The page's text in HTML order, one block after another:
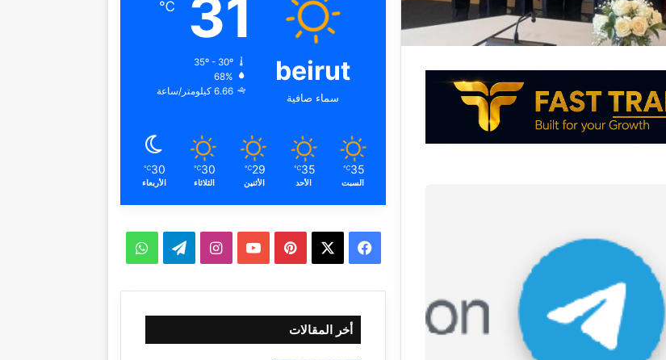
beirut
سماء صافية
31
℃
35º - 30º
68%
6.66 كيلومتر/ساعة
35
℃
السبت
35
℃
الأحد
29
℃
الأثنين
30
℃
الثلاثاء
30
℃
الأربعاء
فيسبوك بينتيريست‫YouTubeانستقرامتيلقرامواتساب
أخر المقالات